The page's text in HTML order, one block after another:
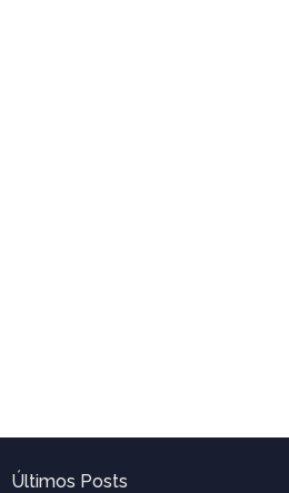
Últimos Posts